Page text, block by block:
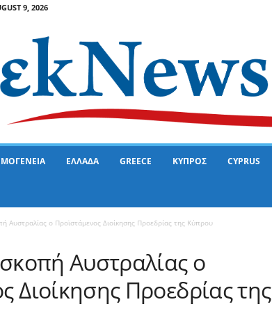
9, 2026
ΕΛΛΑΔΑ GREECE ΚΥΠΡΟΣ CYPRUS
Αυστραλίας ο Προϊστάμενος Διοίκησης Προεδρίας της Κύπρου
Αυστραλίας ο
Διοίκησης Προεδρίας της